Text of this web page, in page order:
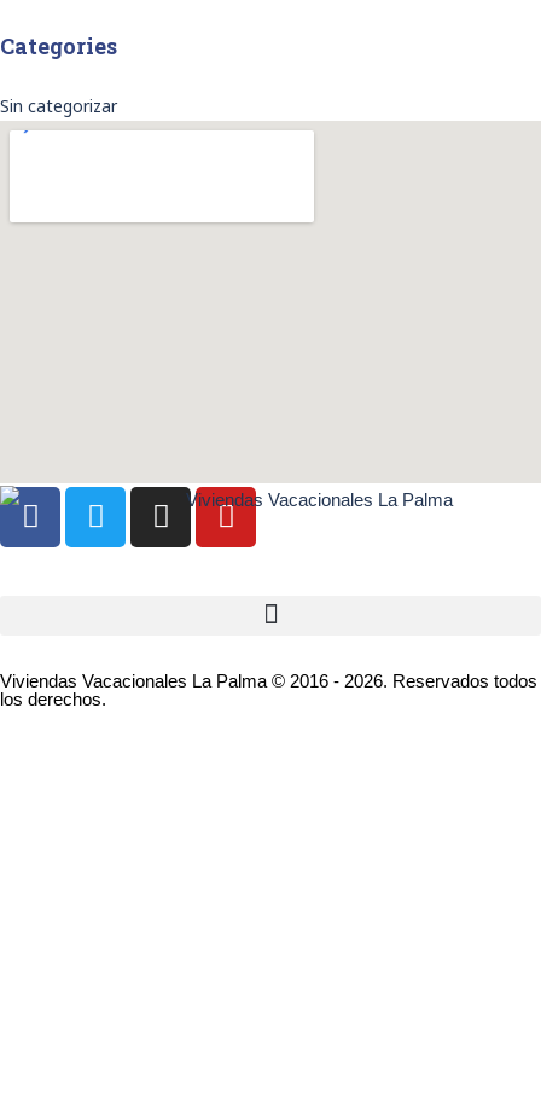
Categories
Sin categorizar
Viviendas Vacacionales La Palma © 2016 - 2026. Reservados todos
los derechos.